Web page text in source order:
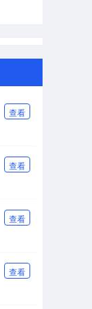
查看
查看
查看
查看